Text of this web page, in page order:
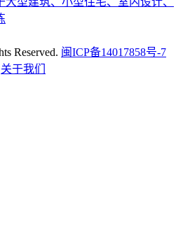
Reserved. 闽ICP备14017858号-7
关于我们